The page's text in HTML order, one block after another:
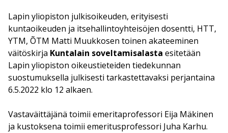
Lapin yliopiston julkisoikeuden, erityisesti
kuntaoikeuden ja itsehallintoyhteisöjen dosentti, HTT,
YTM, ÕTM Matti Muukkosen toinen akateeminen
väitöskirja Kuntalain soveltamisalasta esitetään
Lapin yliopiston oikeustieteiden tiedekunnan
suostumuksella julkisesti tarkastettavaksi perjantaina
6.5.2022 klo 12 alkaen.
Vastaväittäjänä toimii emeritaprofessori Eija Mäkinen
ja kustoksena toimii emeritusprofessori Juha Karhu.